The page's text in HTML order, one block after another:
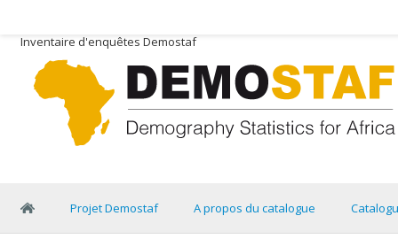
Inventaire d'enquêtes Demostaf
Projet Demostaf A propos du catalogue